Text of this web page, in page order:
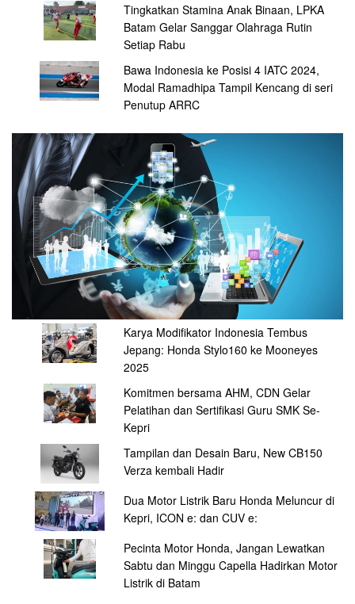
Tingkatkan Stamina Anak Binaan, LPKA
Batam Gelar Sanggar Olahraga Rutin
Setiap Rabu
Bawa Indonesia ke Posisi 4 IATC 2024,
Modal Ramadhipa Tampil Kencang di seri
Penutup ARRC
Karya Modifikator Indonesia Tembus
Jepang: Honda Stylo160 ke Mooneyes
2025
Komitmen bersama AHM, CDN Gelar
Pelatihan dan Sertifikasi Guru SMK Se-
Kepri
Tampilan dan Desain Baru, New CB150
Verza kembali Hadir
Dua Motor Listrik Baru Honda Meluncur di
Kepri, ICON e: dan CUV e:
Pecinta Motor Honda, Jangan Lewatkan
Sabtu dan Minggu Capella Hadirkan Motor
Listrik di Batam